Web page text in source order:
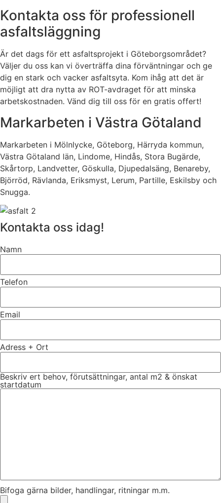
Kontakta oss för professionell
asfaltsläggning
Är det dags för ett asfaltsprojekt i Göteborgsområdet?
Väljer du oss kan vi överträffa dina förväntningar och ge
dig en stark och vacker asfaltsyta. Kom ihåg att det är
möjligt att dra nytta av ROT-avdraget för att minska
arbetskostnaden. Vänd dig till oss för en gratis offert!
Markarbeten i Västra Götaland
Markarbeten i Mölnlycke, Göteborg, Härryda kommun,
Västra Götaland län, Lindome, Hindås, Stora Bugärde,
Skårtorp, Landvetter, Göskulla, Djupedalsäng, Benareby,
Björröd, Rävlanda, Eriksmyst, Lerum, Partille, Eskilsby och
Snugga.
Kontakta oss idag!
Namn
Telefon
Email
Adress + Ort
Beskriv ert behov, förutsättningar, antal m2 & önskat
startdatum
Bifoga gärna bilder, handlingar, ritningar m.m.